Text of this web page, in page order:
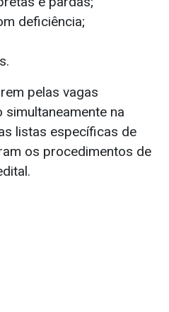
deficiência;
pelas vagas
na
listas específicas de
os procedimentos de